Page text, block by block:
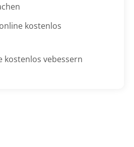
kostenlos
kostenlos vebessern